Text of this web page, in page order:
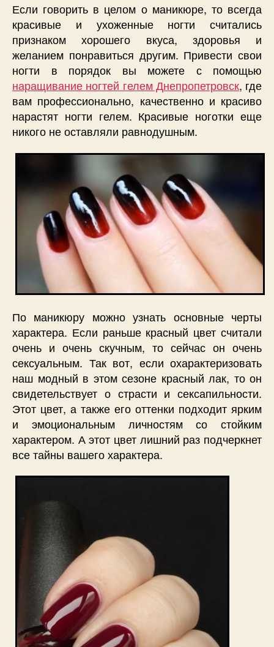
Если говорить в целом о маникюре, то всегда
красивые и ухоженные ногти считались
признаком хорошего вкуса, здоровья и
желанием понравиться другим. Привести свои
ногти в порядок вы можете с помощью
наращивание ногтей гелем Днепропетровск, где
вам профессионально, качественно и красиво
нарастят ногти гелем. Красивые ноготки еще
никого не оставляли равнодушным.
По маникюру можно узнать основные черты
характера. Если раньше красный цвет считали
очень и очень скучным, то сейчас он очень
сексуальным. Так вот, если охарактеризовать
наш модный в этом сезоне красный лак, то он
свидетельствует о страсти и сексапильности.
Этот цвет, а также его оттенки подходит ярким
и эмоциональным личностям со стойким
характером. А этот цвет лишний раз подчеркнет
все тайны вашего характера.